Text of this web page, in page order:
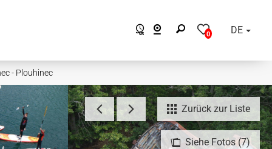
0 DE
- Plouhinec
Siehe Fotos (7)
Zurück zur Liste